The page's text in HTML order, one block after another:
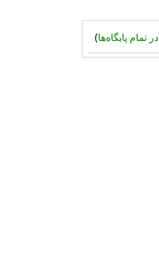
در تمام پایگاه‌ها)